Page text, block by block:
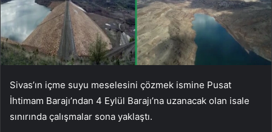
Sivas’ın içme suyu meselesini çözmek ismine Pusat
İhtimam Barajı’ndan 4 Eylül Barajı’na uzanacak olan isale
sınırında çalışmalar sona yaklaştı.